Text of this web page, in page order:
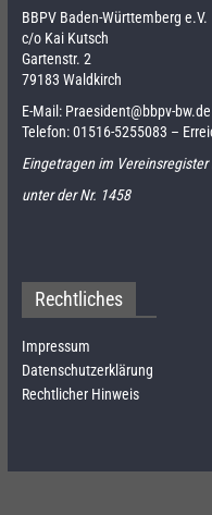
BBPV Baden-Württemberg e.V.
c/o Kai Kutsch
Gartenstr. 2
79183 Waldkirch
E-Mail: Praesident@bbpv-bw.de
Telefon:01516-5255083 –
Eingetragen im Vereinsregister
unter der Nr. 1458
Rechtliches
Impressum
Datenschutzerklärung
Rechtlicher Hinweis